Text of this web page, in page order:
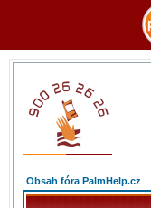
Obsah fóra PalmHelp.cz